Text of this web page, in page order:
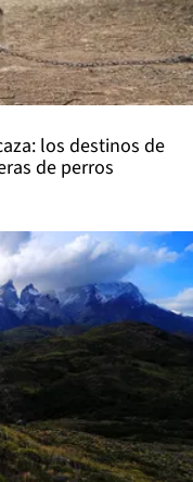
los destinos de
de perros